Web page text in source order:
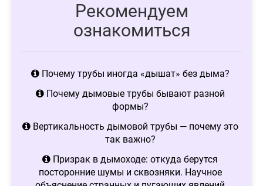
Рекомендуем
ознакомиться
Почему трубы иногда «дышат» без дыма?
Почему дымовые трубы бывают разной
формы?
Вертикальность дымовой трубы — почему это
так важно?
Призрак в дымоходе: откуда берутся
посторонние шумы и сквозняки. Научное